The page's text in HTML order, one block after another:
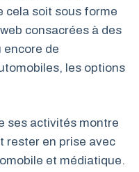
cela soit sous forme
consacrées à des
de
les options
ses activités montre
rester en prise avec
et médiatique.